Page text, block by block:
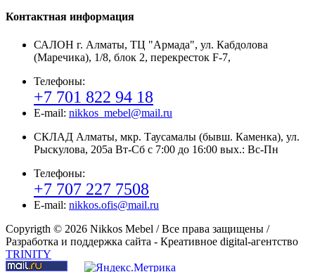
Контактная информация
САЛОН г. Алматы, ТЦ "Армада", ул. Кабдолова
(Маречика), 1/8, блок 2, перекресток F-7,
Телефоны:
+7 701 822 94 18
E-mail: nikkos_mebel@mail.ru
СКЛАД Алматы, мкр. Таусамалы (бывш. Каменка), ул.
Рыскулова, 205а Вт-Сб с 7:00 до 16:00 вых.: Вс-Пн
Телефоны:
+7 707 227 7508
E-mail: nikkos.ofis@mail.ru
Copyrigth © 2026 Nikkos Mebel / Все права защищены /
Разработка и поддержка сайта - Креативное digital-агентство
TRINITY